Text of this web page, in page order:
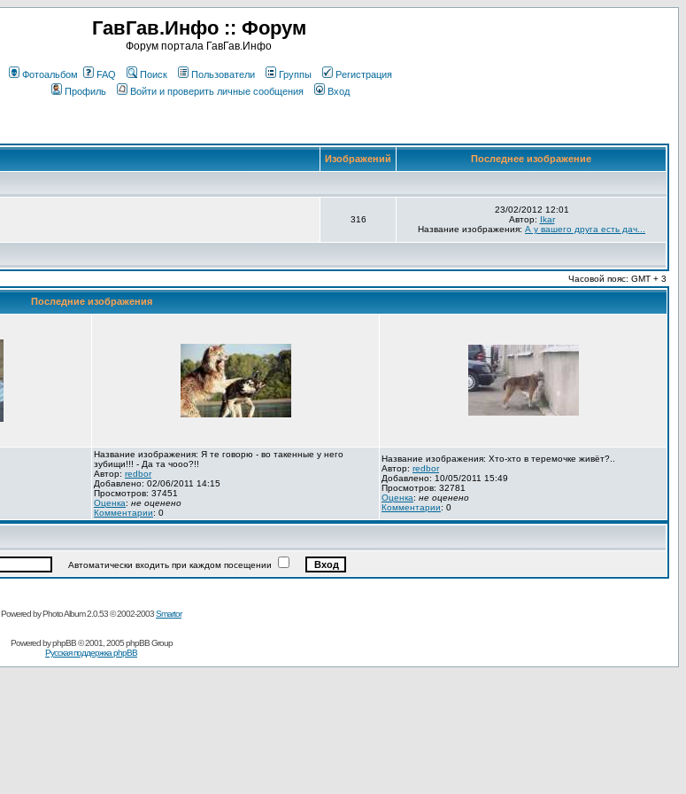
ГавГав.Инфо :: Форум
Форум портала ГавГав.Инфо
Фотоальбом FAQ Поиск Пользователи Группы
Регистрация
Профиль
Войти и проверить личные сообщения Вход
Изображений Последнее изображение
316
23/02/2012 12:01
Автор: Ikar
Название изображения: А у вашего друга есть дач...
Часовой пояс: GMT + 3
Последние изображения
Название изображения: Я те говорю - во такенные у него
зубищи!!! - Да та чооо?!!
Автор: redbor
Добавлено: 02/06/2011 14:15
Просмотров: 37451
Оценка: не оценено
Комментарии: 0
Название изображения: Хто-хто в теремочке живёт?..
Автор: redbor
Добавлено: 10/05/2011 15:49
Просмотров: 32781
Оценка: не оценено
Комментарии: 0
Автоматически входить при каждом посещении
Powered by Photo Album 2.0.53 © 2002-2003Smartor
Powered byphpBB© 2001, 2005 phpBB Group
Русская поддержка phpBB